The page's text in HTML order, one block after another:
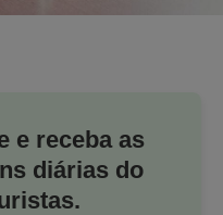
e receba as
diárias do